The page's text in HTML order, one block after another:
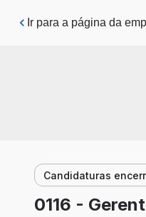
Pular para o conteúdo
Ir para a página da
Candidaturas
0116 -